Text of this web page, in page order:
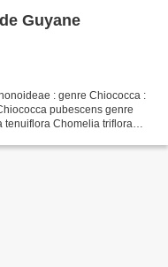
Guyane
: genre Chiococca :
pubescens genre
Chomelia triflora